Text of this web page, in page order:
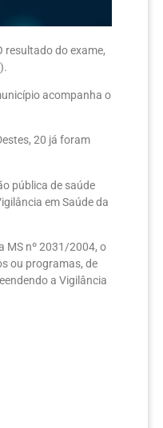
resultado do exame,
acompanha o
20 já foram
pública de saúde
em Saúde da
MS nº 2031/2004, o
ou programas, de
a Vigilância